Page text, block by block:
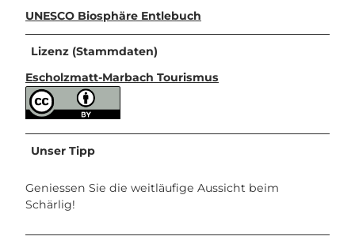
UNESCO Biosphäre Entlebuch
Lizenz (Stammdaten)
Escholzmatt-Marbach Tourismus
Unser Tipp
Geniessen Sie die weitläufige Aussicht beim
Schärlig!